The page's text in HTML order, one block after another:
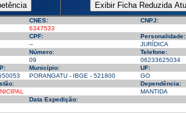
CNES:
CNPJ:
6347533
CPF:
Personalidade:
--
JURÍDICA
Número:
Telefone:
09
06233625034
Município:
UF:
PORANGATU - IBGE - 521800
GO
Dependência:
MANTIDA
Data Expedição: